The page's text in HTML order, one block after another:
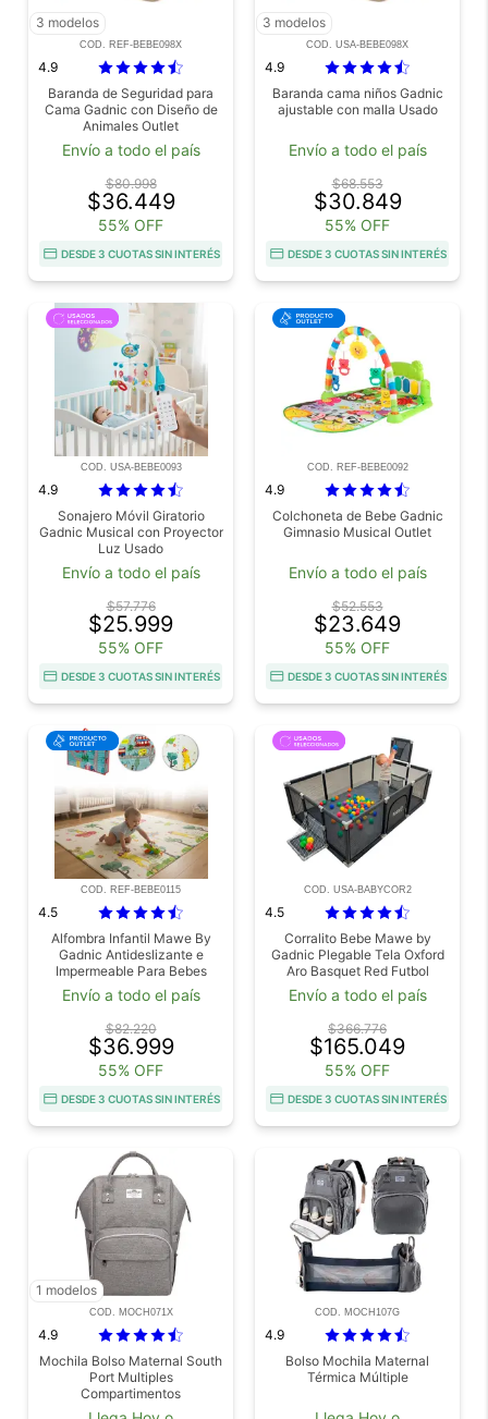
3 modelos
COD. REF-BEBE098X
4.9
Baranda de Seguridad para
Cama Gadnic con Diseño de
Animales Outlet
Envío a todo el país
$80.998
$36.449
55% OFF
DESDE 3 CUOTAS SIN INTERÉS
3 modelos
COD. USA-BEBE098X
4.9
Baranda cama niños Gadnic
ajustable con malla Usado
Envío a todo el país
$68.553
$30.849
55% OFF
DESDE 3 CUOTAS SIN INTERÉS
COD. USA-BEBE0093
4.9
Sonajero Móvil Giratorio
Gadnic Musical con Proyector
Luz Usado
Envío a todo el país
$57.776
$25.999
55% OFF
DESDE 3 CUOTAS SIN INTERÉS
COD. REF-BEBE0092
4.9
Colchoneta de Bebe Gadnic
Gimnasio Musical Outlet
Envío a todo el país
$52.553
$23.649
55% OFF
DESDE 3 CUOTAS SIN INTERÉS
COD. REF-BEBE0115
4.5
Alfombra Infantil Mawe By
Gadnic Antideslizante e
Impermeable Para Bebes
Outlet
Envío a todo el país
$82.220
$36.999
55% OFF
DESDE 3 CUOTAS SIN INTERÉS
COD. USA-BABYCOR2
4.5
Corralito Bebe Mawe by
Gadnic Plegable Tela Oxford
Aro Basquet Red Futbol
Usado
Envío a todo el país
$366.776
$165.049
55% OFF
DESDE 3 CUOTAS SIN INTERÉS
1 modelos
COD. MOCH071X
4.9
Mochila Bolso Maternal South
Port Multiples
Compartimentos
COD. MOCH107G
4.9
Bolso Mochila Maternal
Térmica Múltiple